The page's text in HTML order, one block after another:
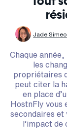
Jade
Chaque
les
propriétaires
peut citer la
en place
HostnFly vous
secondaires et
l’impact